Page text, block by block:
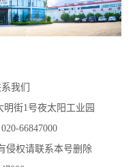
我们
街1号夜太阳工业园
66847000
侵权请联系本号删除